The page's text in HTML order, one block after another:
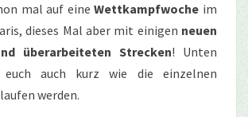
mal auf eineWettkampfwoche im
dieses Mal aber mit einigen neuen
überarbeiteten Strecken! Unten
auch kurz wie die einzelnen
werden.